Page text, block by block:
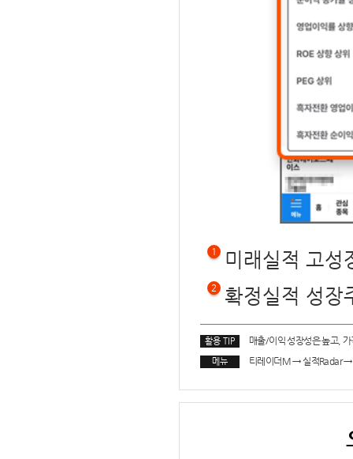
1 미래실적 고성
2 확정실적 성장
활용 TIP 매출/이익 성장성은 높고,가
메뉴 티레이더M→실적Radar→